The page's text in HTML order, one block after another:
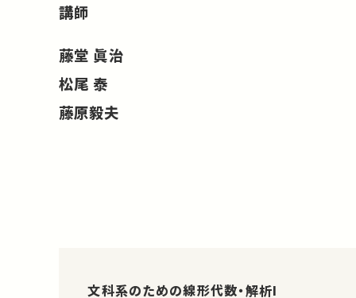
講師
藤堂 眞治
松尾 泰
藤原毅夫
文科系のための線形代数・解析I